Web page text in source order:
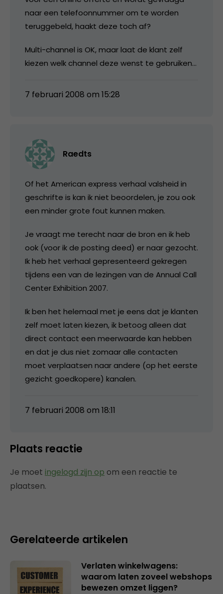
naar een telefoonnummer om te worden
teruggebeld, haakt deze toch af?
Multi-channel is OK, maar laat de klant zelf
kiezen welk channel deze wenst te gebruiken…
7 februari 2008 om 15:28
Raedts
Of het American express verhaal valsheid in
geschrifte is kan ik niet beoordelen, je zou ook
een minder grote fout kunnen maken.
Je vraagt me terecht naar de bron en ik heb
ook (voor ik de posting deed) er naar gezocht.
Ik heb het verhaal gepresenteerd gekregen
tijdens een van de lezingen van de Annual Call
Center Exhibition 2007.
Ik ben het helemaal met je eens dat je klanten
zelf moet laten kiezen, ik betoog alleen dat
direct contact een meerwaarde kan hebben
en dat je dus niet zomaar alle contacten
moet verplaatsen naar andere (op het eerste
gezicht goedkopere) kanalen.
7 februari 2008 om 18:11
Plaats reactie
Je moet ingelogd zijn op om een reactie te
plaatsen.
Gerelateerde artikelen
Verlaten winkelwagens:
waarom laten zoveel webshops
bewezen omzet liggen?